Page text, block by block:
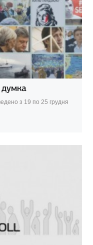
з 19 по 25 грудня